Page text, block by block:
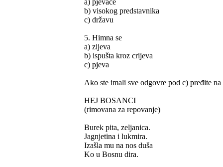
b) visokog predstavnika
c) državu
5. Himna se
a) zijeva
b) ispušta kroz crijeva
c) pjeva
Ako ste imali sve odgovre pod c) pređite
HEJ BOSANCI
(rimovana za repovanje)
Burek pita, zeljanica.
Jagnjetina i lukmira.
Izašla mu na nos duša
Ko u Bosnu dira.